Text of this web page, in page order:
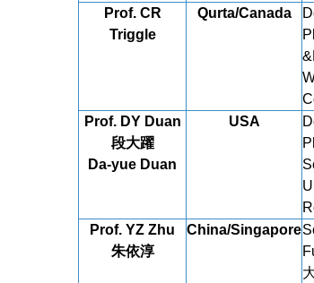
Prof. CR
Triggle
Qurta/Canada
Prof. DY Duan
段大躍
Da-yue Duan
USA
Prof. YZ Zhu
朱依淳
China/Singapore